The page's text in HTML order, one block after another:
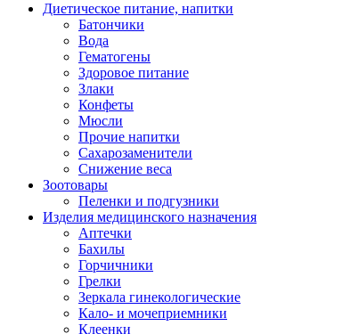
Диетическое питание, напитки
Батончики
Вода
Гематогены
Здоровое питание
Злаки
Конфеты
Мюсли
Прочие напитки
Сахарозаменители
Снижение веса
Зоотовары
Пеленки и подгузники
Изделия медицинского назначения
Аптечки
Бахилы
Горчичники
Грелки
Зеркала гинекологические
Кало- и мочеприемники
Клеенки